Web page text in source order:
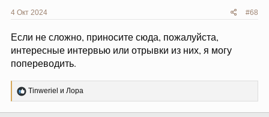
4 Окт 2024 #68
Если не сложно, приносите сюда, пожалуйста,
интересные интервью или отрывки из них, я могу
попереводить.
Р
е
Tinweriel и Лора